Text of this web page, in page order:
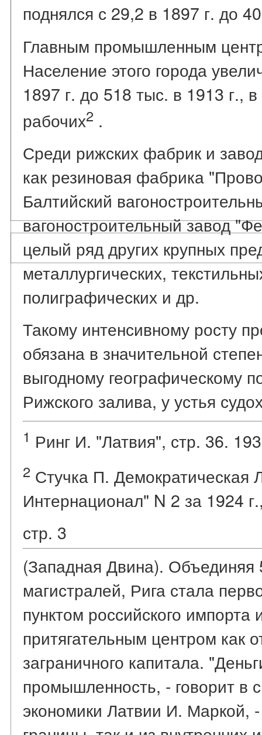
поднялся с 29,2 в 1897 г. до
Главным промышленным
Население этого города
1897 г. до 518 тыс. в 1913 г.,
рабочих2 .
Среди рижских фабрик и
как резиновая фабрика
Балтийский
вагоностроительный завод
целый ряд других крупных
металлургических,
полиграфических и др.
Такому интенсивному росту
обязана в значительной
выгодному географическому
Рижского залива, у устья
1 Ринг И. "Латвия", стр. 36.
2 Стучка П. Демократическая
Интернационал" N 2 за 1924
стр. 3
(Западная Двина).
магистралей, Рига стала
пунктом российского импорта
притягательным центром как
заграничного капитала.
промышленность, - говорит в
экономики Латвии И. Маркой,